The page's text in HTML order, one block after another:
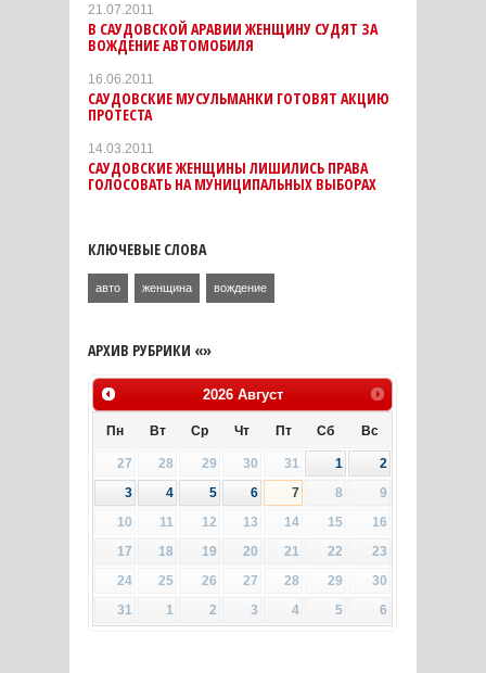
21.07.2011
В САУДОВСКОЙ АРАВИИ ЖЕНЩИНУ СУДЯТ ЗА
ВОЖДЕНИЕ АВТОМОБИЛЯ
16.06.2011
САУДОВСКИЕ МУСУЛЬМАНКИ ГОТОВЯТ АКЦИЮ
ПРОТЕСТА
14.03.2011
САУДОВСКИЕ ЖЕНЩИНЫ ЛИШИЛИСЬ ПРАВА
ГОЛОСОВАТЬ НА МУНИЦИПАЛЬНЫХ ВЫБОРАХ
КЛЮЧЕВЫЕ СЛОВА
авто женщина вождение
АРХИВ РУБРИКИ «»
2026 Август
Пн Вт Ср Чт Пт Сб Вс
27 28 29 30 31 1
2
3
4 5 6 7 8
9
10
11 12 13 14 15
16
17
18 19 20 21 22
23
24
25 26 27 28 29
30
31
1 2 3 4 5 6